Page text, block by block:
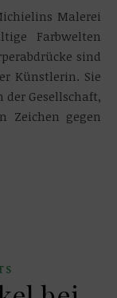
Farbwelten
sind
Künstlerin. Sie
der Gesellschaft,
Zeichen gegen